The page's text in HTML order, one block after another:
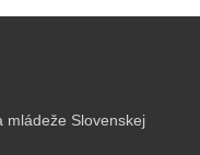
mládeže Slovenskej